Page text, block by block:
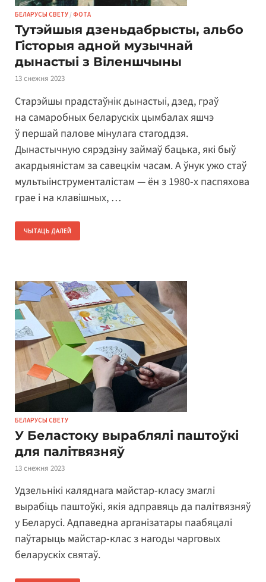
БЕЛАРУСЫ СВЕТУ /ФОТА
Тутэйшыя дзеньдабрысты, альбо
Гісторыя адной музычнай
дынастыі з Віленшчыны
13 снежня 2023
Старэйшы прадстаўнік дынастыі, дзед, граў
на самаробных беларускіх цымбалах яшчэ
ў першай палове мінулага стагоддзя.
Дынастычную сярэдзіну займаў бацька, які быў
акардыяністам за савецкім часам. А ўнук ужо стаў
мультыінструменталістам — ён з 1980-х паспяхова
грае і на клавішных, …
ЧЫТАЦЬ ДАЛЕЙ
БЕЛАРУСЫ СВЕТУ
У Беластоку выраблялі паштоўкі
для палітвязняў
13 снежня 2023
Удзельнікі каляднага майстар-класу змаглі
вырабіць паштоўкі, якія адправяць да палітвязняў
у Беларусі. Адпаведна арганізатары паабяцалі
паўтарыць майстар-клас з нагоды чарговых
беларускіх святаў.